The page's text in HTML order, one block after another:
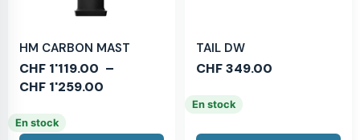
HM CARBON MAST
CHF 1'119.00 –
CHF 1'259.00
En stock
TAIL DW
CHF349.00
En stock